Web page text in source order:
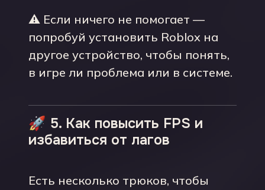
⚠️ Если ничего не помогает —
попробуй установить Roblox на
другое устройство, чтобы понять,
в игре ли проблема или в системе.
🚀 5. Как повысить FPS и
избавиться от лагов
Есть несколько трюков, чтобы